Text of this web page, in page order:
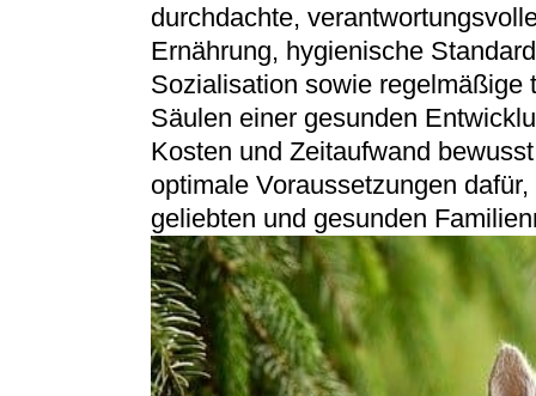
durchdachte,
Ernährung, hygienische
Sozialisation sowie regelmäßige
Säulen einer gesunden
Kosten und Zeitaufwand
optimale Voraussetzungen
geliebten und gesunden